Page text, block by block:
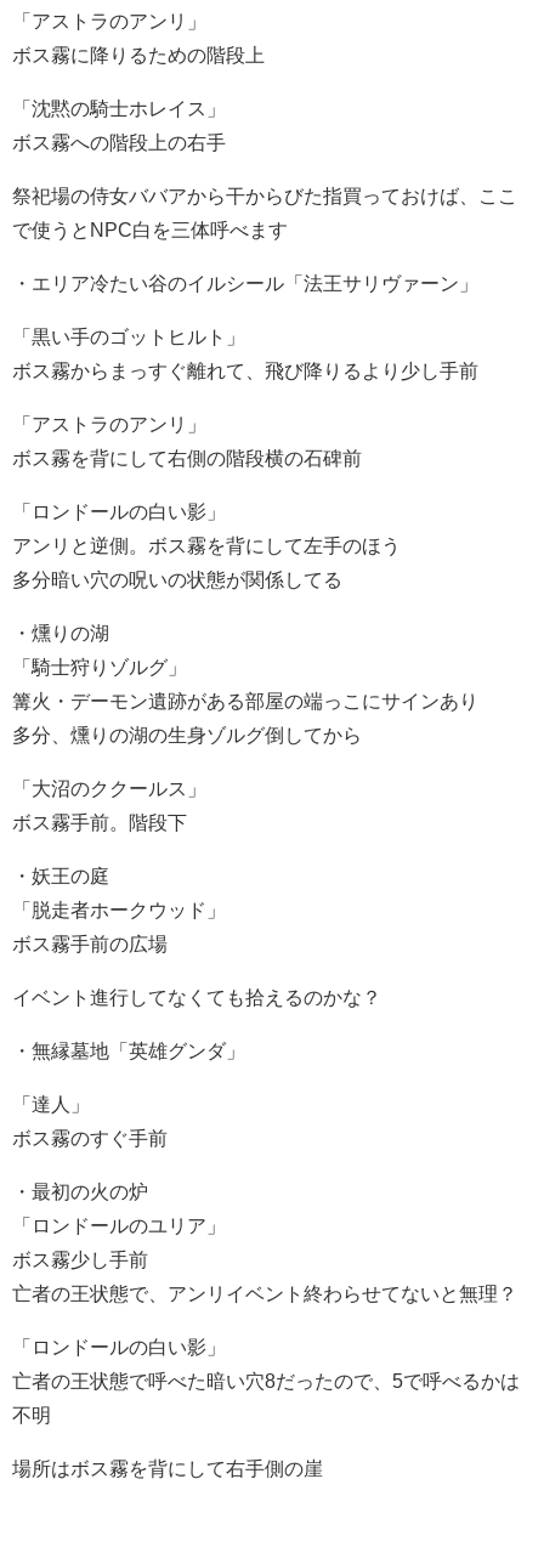
「アストラのアンリ」
ボス霧に降りるための階段上
「沈黙の騎士ホレイス」
ボス霧への階段上の右手
祭祀場の侍女ババアから干からびた指買っておけば、ここ
で使うとNPC白を三体呼べます
・エリア冷たい谷のイルシール「法王サリヴァーン」
「黒い手のゴットヒルト」
ボス霧からまっすぐ離れて、飛び降りるより少し手前
「アストラのアンリ」
ボス霧を背にして右側の階段横の石碑前
「ロンドールの白い影」
アンリと逆側。ボス霧を背にして左手のほう
多分暗い穴の呪いの状態が関係してる
・燻りの湖
「騎士狩りゾルグ」
篝火・デーモン遺跡がある部屋の端っこにサインあり
多分、燻りの湖の生身ゾルグ倒してから
「大沼のククールス」
ボス霧手前。階段下
・妖王の庭
「脱走者ホークウッド」
ボス霧手前の広場
イベント進行してなくても拾えるのかな？
・無縁墓地「英雄グンダ」
「達人」
ボス霧のすぐ手前
・最初の火の炉
「ロンドールのユリア」
ボス霧少し手前
亡者の王状態で、アンリイベント終わらせてないと無理？
「ロンドールの白い影」
亡者の王状態で呼べた暗い穴8だったので、5で呼べるかは
不明
場所はボス霧を背にして右手側の崖